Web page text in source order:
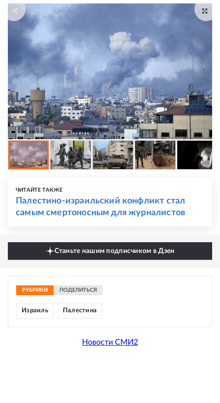
ЧИТАЙТЕ ТАКЖЕ
Палестино-израильский конфликт стал
самым смертоносным для журналистов
Станьте нашим подписчиком в Дзен
РУБРИКИ ПОДЕЛИТЬСЯ
Израиль Палестина
Новости СМИ2